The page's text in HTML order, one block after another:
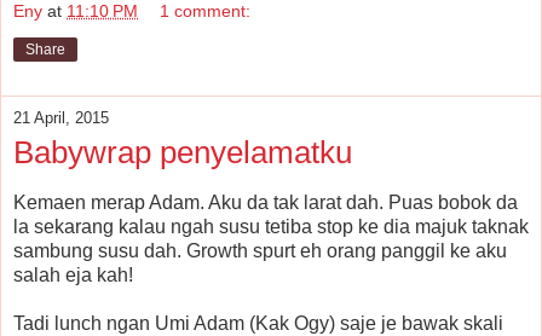
Eny at 11:10 PM 1 comment:
Share
21 April, 2015
Babywrap penyelamatku
Kemaen merap Adam. Aku da tak larat dah. Puas bobok da
la sekarang kalau ngah susu tetiba stop ke dia majuk taknak
sambung susu dah. Growth spurt eh orang panggil ke aku
salah eja kah!
Tadi lunch ngan Umi Adam (Kak Ogy) saje je bawak skali